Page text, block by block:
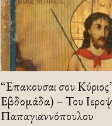
“Επακουσαι σου
Εβδομάδα) – Του
Παπαγιαννόπουλου